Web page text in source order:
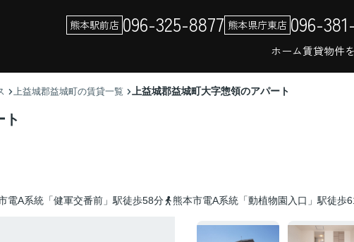
熊本駅前店 096-325-8877 熊本県庁東店 096-
ホーム賃貸物件
上益城郡益城町の賃貸一覧 上益城郡益城町大字惣領のアパート
ト
電A系統「健軍交番前」駅徒歩58分 熊本市電A系統「動植物園入口」駅徒歩